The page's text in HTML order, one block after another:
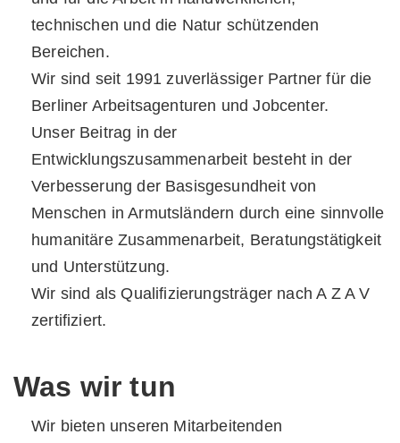
technischen und die Natur schützenden
Bereichen.
Wir sind seit 1991 zuverlässiger Partner für die
Berliner Arbeitsagenturen und Jobcenter.
Unser Beitrag in der
Entwicklungszusammenarbeit besteht in der
Verbesserung der Basisgesundheit von
Menschen in Armutsländern durch eine sinnvolle
humanitäre Zusammenarbeit, Beratungstätigkeit
und Unterstützung.
Wir sind als Qualifizierungsträger nach A Z A V
zertifiziert.
Was wir tun
Wir bieten unseren Mitarbeitenden